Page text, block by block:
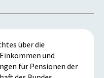
über die
und
für Pensionen der